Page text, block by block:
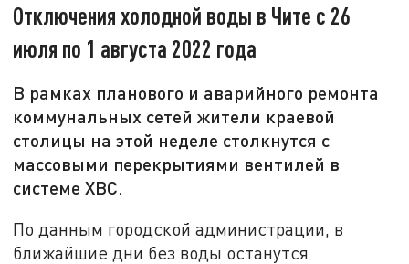
Отключения холодной воды в Чите с 26
июля по 1 августа 2022 года
В рамках планового и аварийного ремонта
коммунальных сетей жители краевой
столицы на этой неделе столкнутся с
массовыми перекрытиями вентилей в
системе ХВС.
По данным городской администрации, в
ближайшие дни без воды останутся